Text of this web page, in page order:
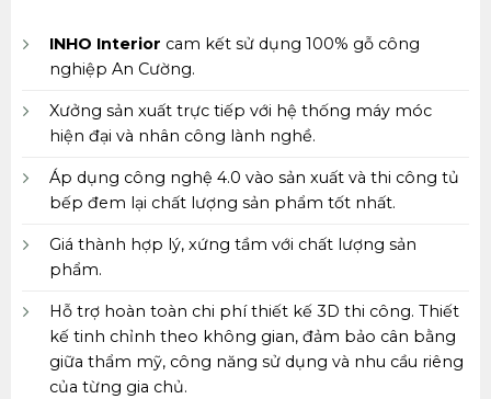
INHO Interior cam kết sử dụng 100% gỗ công
nghiệp An Cường.
Xưởng sản xuất trực tiếp với hệ thống máy móc
hiện đại và nhân công lành nghề.
Áp dụng công nghệ 4.0 vào sản xuất và thi công tủ
bếp đem lại chất lượng sản phẩm tốt nhất.
Giá thành hợp lý, xứng tầm với chất lượng sản
phẩm.
Hỗ trợ hoàn toàn chi phí thiết kế 3D thi công. Thiết
kế tinh chỉnh theo không gian, đảm bảo cân bằng
giữa thẩm mỹ, công năng sử dụng và nhu cầu riêng
của từng gia chủ.